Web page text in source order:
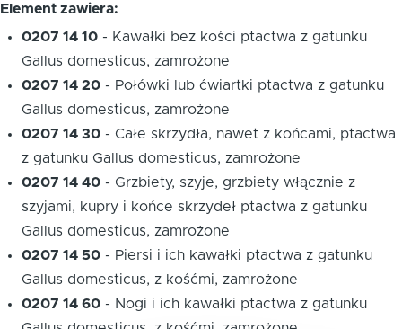
Element zawiera:
0207 14 10 - Kawałki bez kości ptactwa z gatunku
Gallus domesticus, zamrożone
0207 14 20 - Połówki lub ćwiartki ptactwa z gatunku
Gallus domesticus, zamrożone
0207 14 30 - Całe skrzydła, nawet z końcami, ptactwa
z gatunku Gallus domesticus, zamrożone
0207 14 40 - Grzbiety, szyje, grzbiety włącznie z
szyjami, kupry i końce skrzydeł ptactwa z gatunku
Gallus domesticus, zamrożone
0207 14 50 - Piersi i ich kawałki ptactwa z gatunku
Gallus domesticus, z kośćmi, zamrożone
0207 14 60 - Nogi i ich kawałki ptactwa z gatunku